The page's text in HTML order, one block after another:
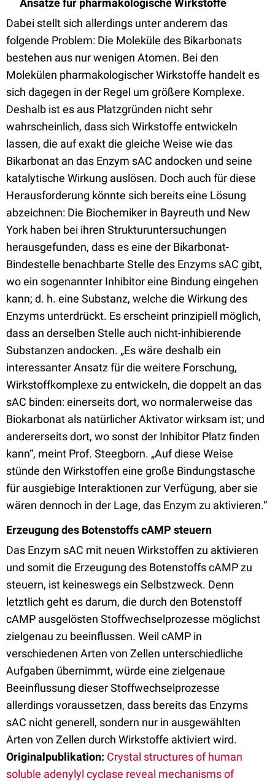
Ansätze für pharmakologische Wirkstoffe
Dabei stellt sich allerdings unter anderem das
folgende Problem: Die Moleküle des Bikarbonats
bestehen aus nur wenigen Atomen. Bei den
Molekülen pharmakologischer Wirkstoffe handelt es
sich dagegen in der Regel um größere Komplexe.
Deshalb ist es aus Platzgründen nicht sehr
wahrscheinlich, dass sich Wirkstoffe entwickeln
lassen, die auf exakt die gleiche Weise wie das
Bikarbonat an das Enzym sAC andocken und seine
katalytische Wirkung auslösen. Doch auch für diese
Herausforderung könnte sich bereits eine Lösung
abzeichnen: Die Biochemiker in Bayreuth und New
York haben bei ihren Strukturuntersuchungen
herausgefunden, dass es eine der Bikarbonat-
Bindestelle benachbarte Stelle des Enzyms sAC gibt,
wo ein sogenannter Inhibitor eine Bindung eingehen
kann; d. h. eine Substanz, welche die Wirkung des
Enzyms unterdrückt. Es erscheint prinzipiell möglich,
dass an derselben Stelle auch nicht-inhibierende
Substanzen andocken. „Es wäre deshalb ein
interessanter Ansatz für die weitere Forschung,
Wirkstoffkomplexe zu entwickeln, die doppelt an das
sAC binden: einerseits dort, wo normalerweise das
Biokarbonat als natürlicher Aktivator wirksam ist; und
andererseits dort, wo sonst der Inhibitor Platz finden
kann“, meint Prof. Steegborn. „Auf diese Weise
stünde den Wirkstoffen eine große Bindungstasche
für ausgiebige Interaktionen zur Verfügung, aber sie
wären dennoch in der Lage, das Enzym zu aktivieren.“
Erzeugung des Botenstoffs cAMP steuern
Das Enzym sAC mit neuen Wirkstoffen zu aktivieren
und somit die Erzeugung des Botenstoffs cAMP zu
steuern, ist keineswegs ein Selbstzweck. Denn
letztlich geht es darum, die durch den Botenstoff
cAMP ausgelösten Stoffwechselprozesse möglichst
zielgenau zu beeinflussen. Weil cAMP in
verschiedenen Arten von Zellen unterschiedliche
Aufgaben übernimmt, würde eine zielgenaue
Beeinflussung dieser Stoffwechselprozesse
allerdings voraussetzen, dass bereits das Enzyms
sAC nicht generell, sondern nur in ausgewählten
Arten von Zellen durch Wirkstoffe aktiviert wird.
Originalpublikation: Crystal structures of human
soluble adenylyl cyclase reveal mechanisms of